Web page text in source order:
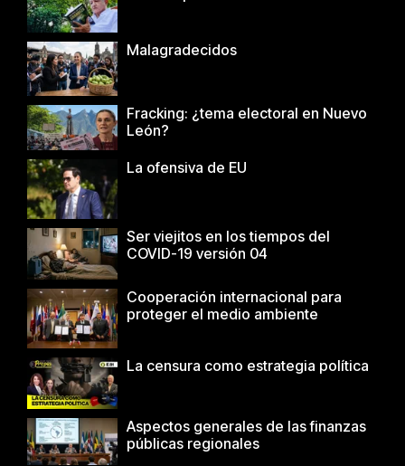
Malagradecidos
Fracking: ¿tema electoral en Nuevo
León?
La ofensiva de EU
Ser viejitos en los tiempos del
COVID-19 versión 04
Cooperación internacional para
proteger el medio ambiente
La censura como estrategia política
Aspectos generales de las finanzas
públicas regionales